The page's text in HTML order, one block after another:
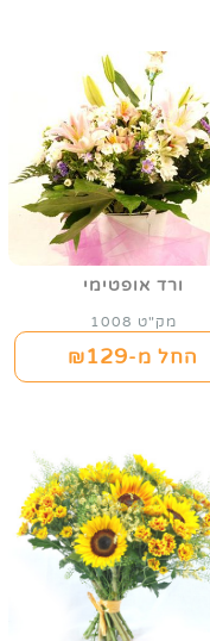
ורד אופטימי
מק"ט 1008
החל מ-₪129